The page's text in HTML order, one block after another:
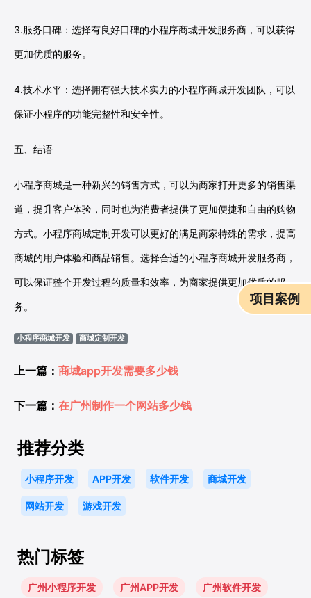
3.服务口碑：选择有良好口碑的小程序商城开发服务商，可以获得
更加优质的服务。
4.技术水平：选择拥有强大技术实力的小程序商城开发团队，可以
保证小程序的功能完整性和安全性。
五、结语
小程序商城是一种新兴的销售方式，可以为商家打开更多的销售渠
道，提升客户体验，同时也为消费者提供了更加便捷和自由的购物
方式。小程序商城定制开发可以更好的满足商家特殊的需求，提高
商城的用户体验和商品销售。选择合适的小程序商城开发服务商，
可以保证整个开发过程的质量和效率，为商家提供更加优质的服
务。
小程序商城开发 商城定制开发
上一篇： 商城app开发需要多少钱
下一篇： 在广州制作一个网站多少钱
推荐分类
小程序开发 APP开发 软件开发 商城开发
网站开发 游戏开发
热门标签
广州小程序开发 广州APP开发 广州软件开发
项目案例